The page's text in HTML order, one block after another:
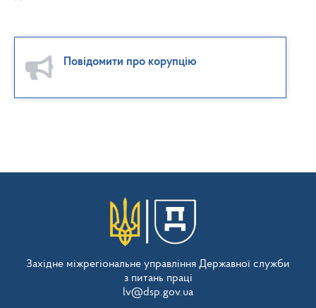
Повідомити про корупцію
Західне міжрегіональне управління Державної служби
з питань праці
lv@dsp.gov.ua